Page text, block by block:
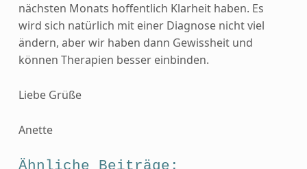
nächsten Monats hoffentlich Klarheit haben. Es
wird sich natürlich mit einer Diagnose nicht viel
ändern, aber wir haben dann Gewissheit und
können Therapien besser einbinden.
Liebe Grüße
Anette